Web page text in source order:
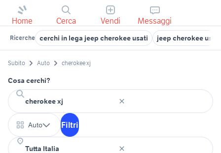
Home Cerca Vendi Messaggi
Ricerche cerchi in lega jeep cherokee usati jeep cherokee
Subito Auto cherokee xj
Cosa cerchi?
Auto Filtri